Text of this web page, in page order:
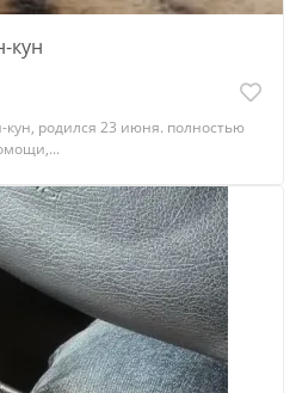
кун
родился 23 июня. полностью